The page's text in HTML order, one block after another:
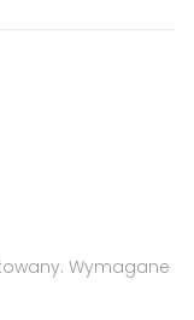
Wymagane